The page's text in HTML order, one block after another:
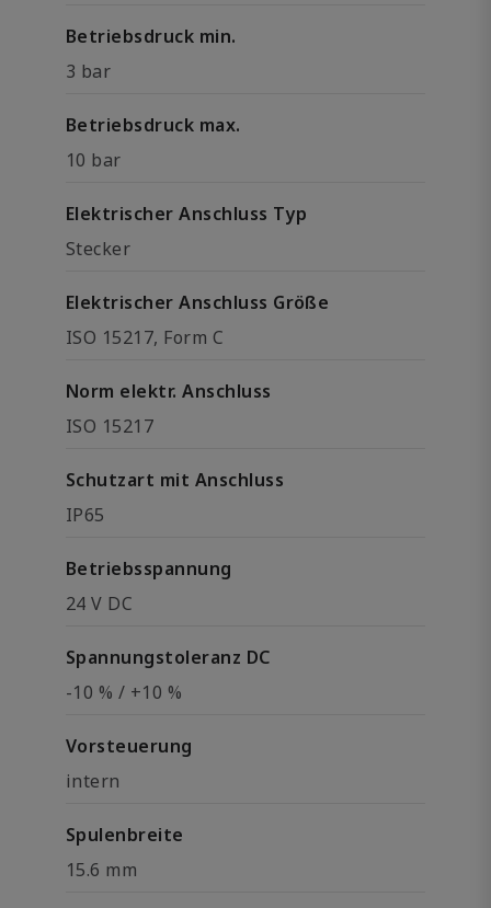
Betriebsdruck min.
3 bar
Betriebsdruck max.
10 bar
Elektrischer Anschluss Typ
Stecker
Elektrischer Anschluss Größe
ISO 15217, Form C
Norm elektr. Anschluss
ISO 15217
Schutzart mit Anschluss
IP65
Betriebsspannung
24 V DC
Spannungstoleranz DC
-10 % / +10 %
Vorsteuerung
intern
Spulenbreite
15.6 mm